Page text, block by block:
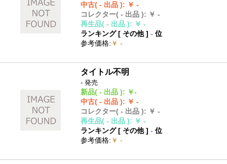
中古( - 出品 ): ￥ -
コレクター( - 出品 ): ￥ -
再生品( - 出品 ): ￥ -
ランキング [ その他]- 位
参考価格: ￥ -
タイトル不明
- 発売
新品( - 出品 ): ￥-
中古( - 出品 ): ￥ -
コレクター( - 出品 ): ￥ -
再生品( - 出品 ): ￥ -
ランキング [ その他]- 位
参考価格: ￥ -